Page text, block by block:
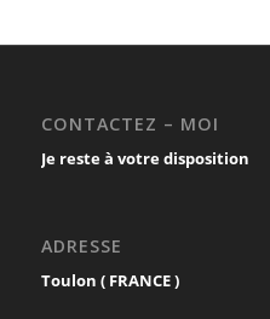
CONTACTEZ – MOI
Je reste à votre disposition
ADRESSE
Toulon ( FRANCE )